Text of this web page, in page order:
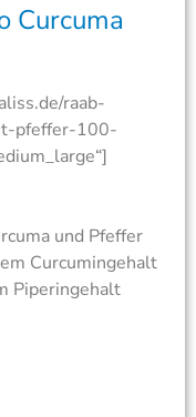
Curcuma
raab-
pfeffer-100-
und Pfeffer
Curcumingehalt
Piperingehalt